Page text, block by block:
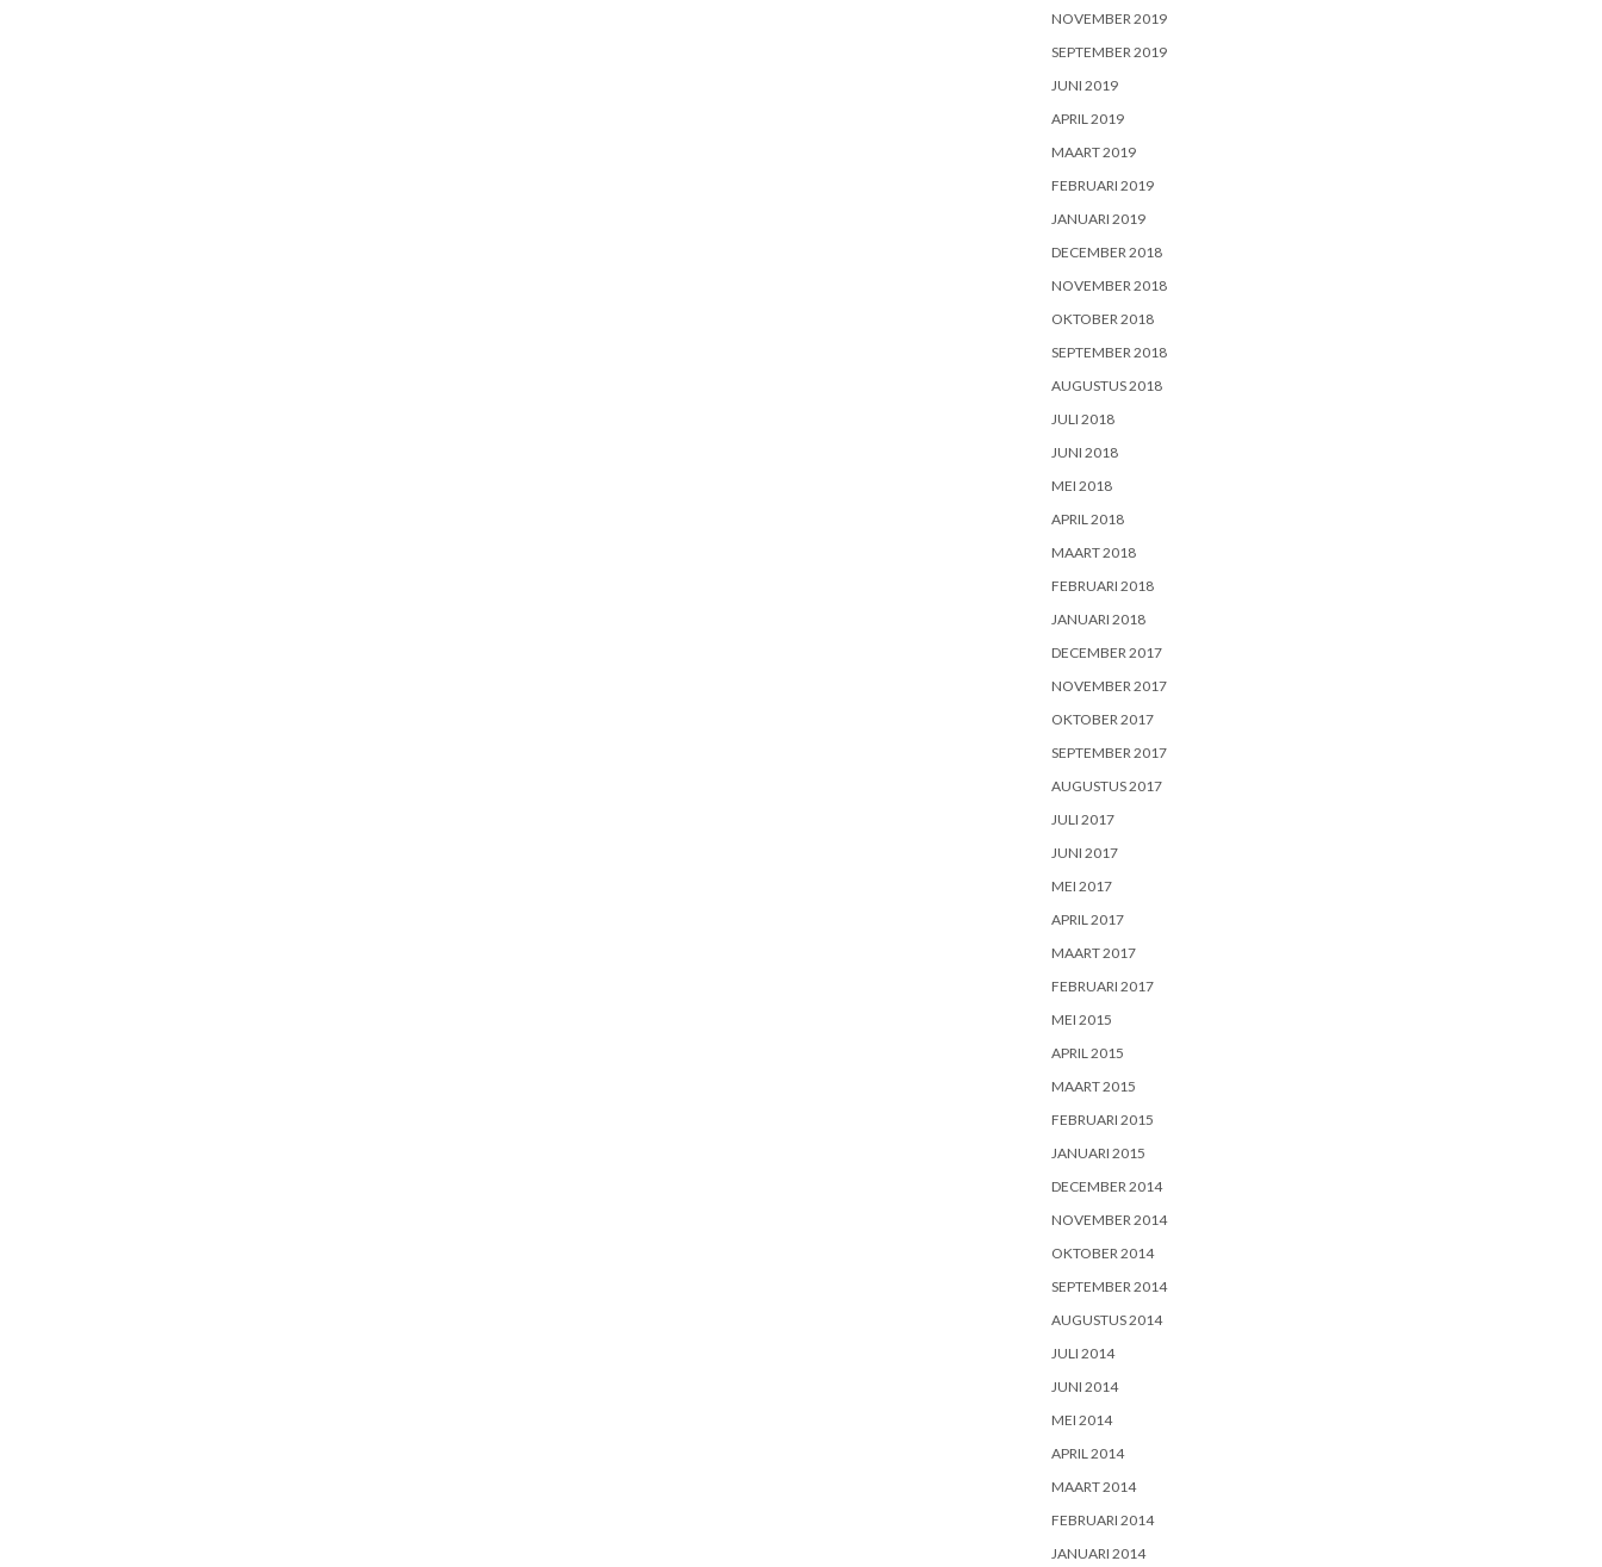
NOVEMBER 2019
SEPTEMBER 2019
JUNI 2019
APRIL 2019
MAART 2019
FEBRUARI 2019
JANUARI 2019
DECEMBER 2018
NOVEMBER 2018
OKTOBER 2018
SEPTEMBER 2018
AUGUSTUS 2018
JULI 2018
JUNI 2018
MEI 2018
APRIL 2018
MAART 2018
FEBRUARI 2018
JANUARI 2018
DECEMBER 2017
NOVEMBER 2017
OKTOBER 2017
SEPTEMBER 2017
AUGUSTUS 2017
JULI 2017
JUNI 2017
MEI 2017
APRIL 2017
MAART 2017
FEBRUARI 2017
MEI 2015
APRIL 2015
MAART 2015
FEBRUARI 2015
JANUARI 2015
DECEMBER 2014
NOVEMBER 2014
OKTOBER 2014
SEPTEMBER 2014
AUGUSTUS 2014
JULI 2014
JUNI 2014
MEI 2014
APRIL 2014
MAART 2014
FEBRUARI 2014
JANUARI 2014